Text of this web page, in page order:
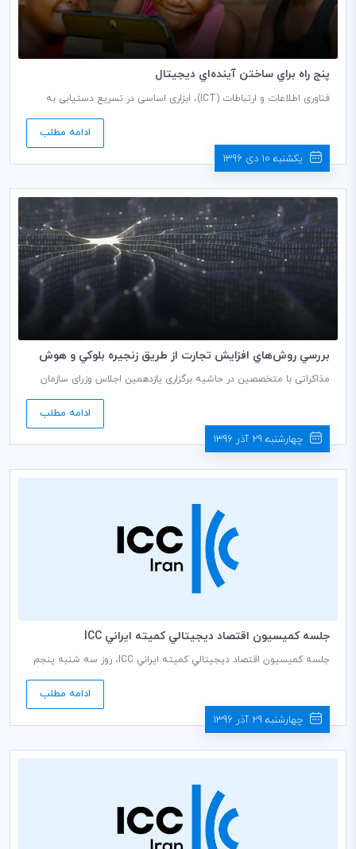
پنج راه براي ساختن آينده‌اي ديجيتال
فناوری اطلاعات و ارتباطات (ICT)، ابزاری اساسی در تسریع دستیابی به
جمعیت‌ها به مهارت‌های دیجیتالی ضروری اکنون به رسمیت شناخته شده
است. سوادآموزی، مهارت‌های فنی و نرم‌افزاری از جمله فواید استفاده از
فناوری‌های دیجیتالی است.
ادامه مطلب
یکشنبه 10 دی 1396
بررسي روش‌هاي افزايش تجارت از طريق زنجيره بلوكي و هوش
مذاکراتی با متخصصین در حاشیه برگزاری یازدهمین اجلاس وزرای سازمان
بوئنوس آیرس صورت گرفت و ابتکاری پیشرو برای بررسی چگونگی دستیابی
به روش‌های نوآورانه‌ برای تجارت بین‌المللی از طریق زنجیره بلوکی و هوش
افزوده (AI)2 انجام شد.
ادامه مطلب
چهارشنبه 29 آذر 1396
جلسه كميسيون اقتصاد ديجيتالي كميته ايراني ICC
جلسه كميسيون اقتصاد ديجيتالي كميته ايراني ICC، روز سه شنبه پنجم
بازرگانی، صنایع، معادن و کشاورزی ایران به ریاست دکتر عبداله زادهادامه مطلب
چهارشنبه 29 آذر 1396